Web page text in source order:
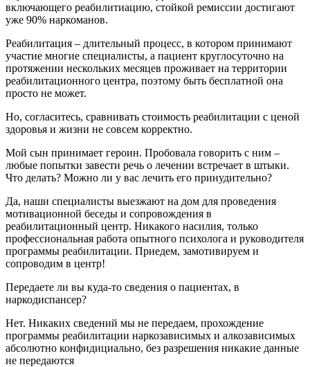
включающего реабилитиацию, стойкой ремиссии достигают
уже 90% наркоманов.
Реабилитация – длительный процесс, в котором принимают
участие многие специалисты, а пациент круглосуточно на
протяжении нескольких месяцев проживает на территории
реабилитационного центра, поэтому быть бесплатной она
просто не может.
Но, согласитесь, сравнивать стоимость реабилитации с ценой
здоровья и жизни не совсем корректно.
Мой сын принимает героин. Пробовала говорить с ним –
любые попытки завести речь о лечении встречает в штыки.
Что делать? Можно ли у вас лечить его принудительно?
Да, наши специалисты выезжают на дом для проведения
мотивационной беседы и сопровождения в
реабилитационный центр. Никакого насилия, только
профессиональная работа опытного психолога и руководителя
программы реабилитации. Приедем, замотивируем и
сопроводим в центр!
Передаете ли вы куда-то сведения о пациентах, в
наркодиспансер?
Нет. Никаких сведений мы не передаем, прохождение
программы реабилитации наркозависимых и алкозависимых
абсолютно конфидициально, без разрешения никакие данные
не передаются